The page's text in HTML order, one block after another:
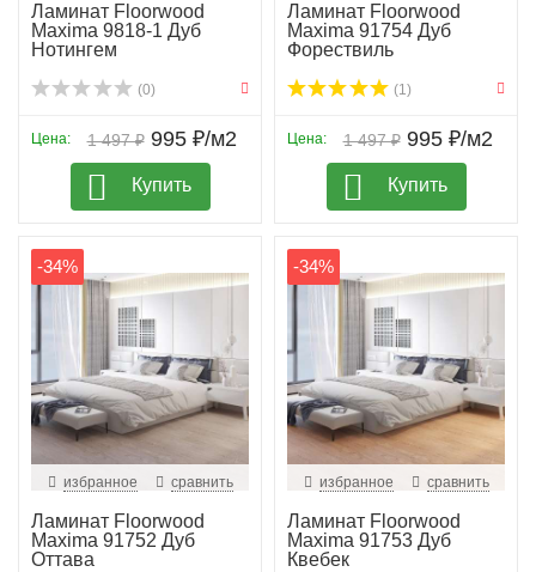
Ламинат Floorwood
Maxima 9818-1 Дуб
Нотингем
(0)
1 497 ₽
Цена: 995 ₽/м2
Купить
Ламинат Floorwood
Maxima 91754 Дуб
Форествиль
(1)
1 497 ₽
Цена: 995 ₽/м2
Купить
-34%
избранное сравнить
Ламинат Floorwood
Maxima 91752 Дуб
Оттава
-34%
избранное сравнить
Ламинат Floorwood
Maxima 91753 Дуб
Квебек